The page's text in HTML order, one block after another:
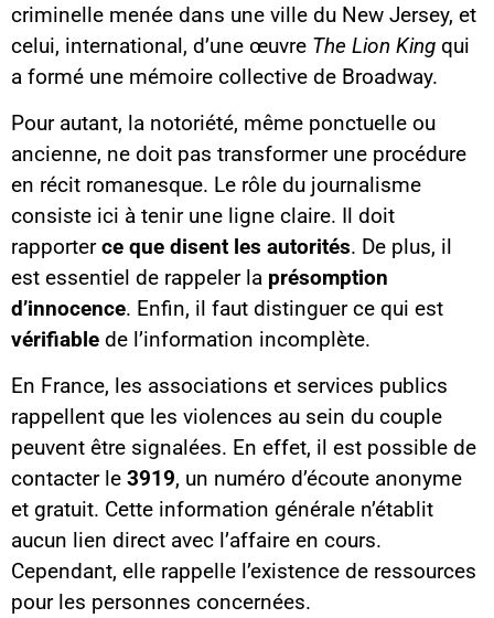
criminelle menée dans une ville du New Jersey, et
celui, international, d’une œuvre The Lion King qui
a formé une mémoire collective de Broadway.
Pour autant, la notoriété, même ponctuelle ou
ancienne, ne doit pas transformer une procédure
en récit romanesque. Le rôle du journalisme
consiste ici à tenir une ligne claire. Il doit
rapporterce que disent les autorités. De plus, il
est essentiel de rappeler la présomption
d’innocence. Enfin, il faut distinguer ce qui est
vérifiable de l’information incomplète.
En France, les associations et services publics
rappellent que les violences au sein du couple
peuvent être signalées. En effet, il est possible de
contacter le 3919, un numéro d’écoute anonyme
et gratuit. Cette information générale n’établit
aucun lien direct avec l’affaire en cours.
Cependant, elle rappelle l’existence de ressources
pour les personnes concernées.